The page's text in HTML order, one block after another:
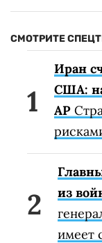
СМОТРИТЕ
Иран
США:
AP
из
имеет